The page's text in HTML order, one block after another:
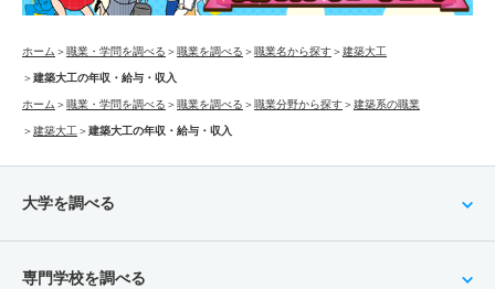
ホーム ＞職業・学問を調べる ＞職業を調べる ＞職業名から探す＞建築大工
＞建築大工の年収・給与・収入
ホーム ＞職業・学問を調べる ＞職業を調べる ＞職業分野から探す＞建築系の職業
＞建築大工 ＞建築大工の年収・給与・収入
大学を調べる
専門学校を調べる